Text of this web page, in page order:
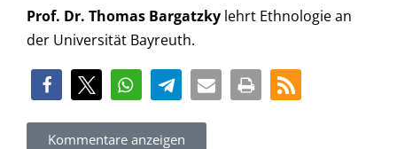
Prof. Dr. Thomas Bargatzky lehrt Ethnologie an
der Universität Bayreuth.
Kommentare anzeigen